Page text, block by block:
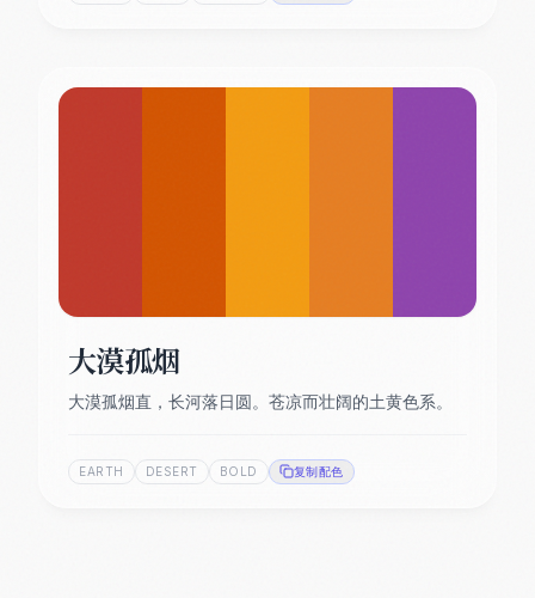
大漠孤烟
大漠孤烟直，长河落日圆。苍凉而壮阔的土黄色系。
EARTH DESERT BOLD 复制配色